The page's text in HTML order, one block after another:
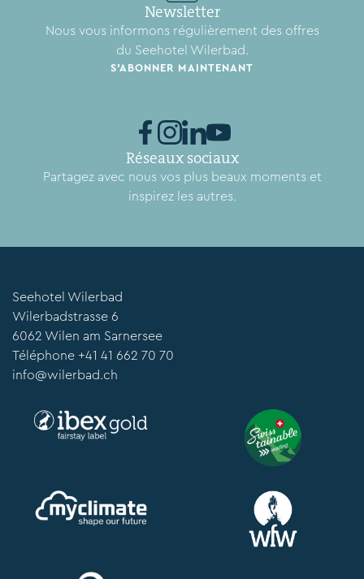
Newsletter
Nous vous informons régulièrement des offres
du Seehotel Wilerbad.
S'ABONNER MAINTENANT
Réseaux sociaux
Partagez avec nous vos plus beaux moments et
inspirez les autres.
Seehotel Wilerbad
Wilerbadstrasse 6
6062 Wilen am Sarnersee
Téléphone +41 41 662 70 70
info@wilerbad.ch